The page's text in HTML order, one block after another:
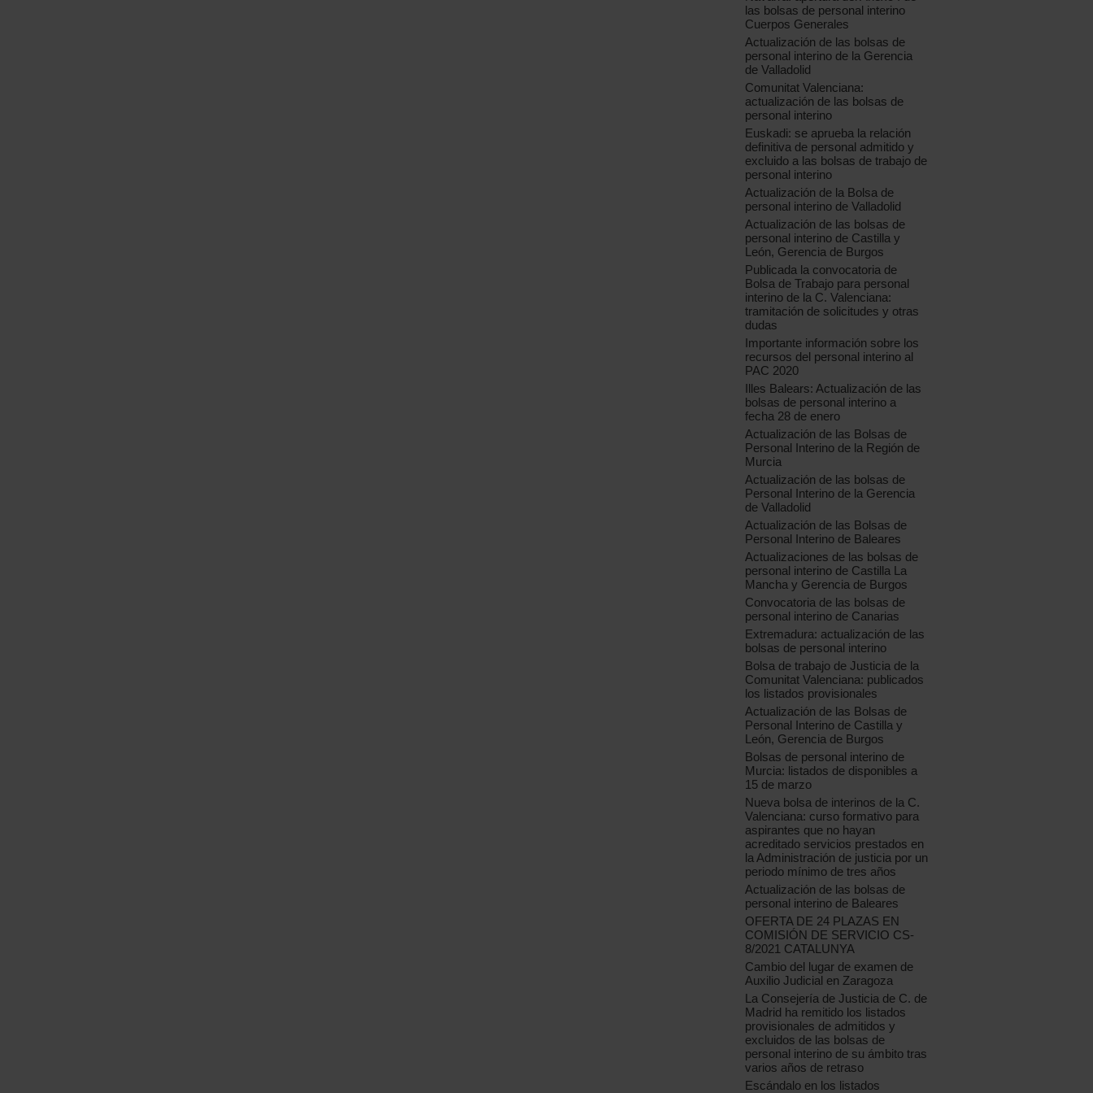
las bolsas de personal interino
Cuerpos Generales
Actualización de las bolsas de
personal interino de la Gerencia
de Valladolid
Comunitat Valenciana:
actualización de las bolsas de
personal interino
Euskadi: se aprueba la relación
definitiva de personal admitido y
excluido a las bolsas de trabajo de
personal interino
Actualización de la Bolsa de
personal interino de Valladolid
Actualización de las bolsas de
personal interino de Castilla y
León, Gerencia de Burgos
Publicada la convocatoria de
Bolsa de Trabajo para personal
interino de la C. Valenciana:
tramitación de solicitudes y otras
dudas
Importante información sobre los
recursos del personal interino al
PAC 2020
Illes Balears: Actualización de las
bolsas de personal interino a
fecha 28 de enero
Actualización de las Bolsas de
Personal Interino de la Región de
Murcia
Actualización de las bolsas de
Personal Interino de la Gerencia
de Valladolid
Actualización de las Bolsas de
Personal Interino de Baleares
Actualizaciones de las bolsas de
personal interino de Castilla La
Mancha y Gerencia de Burgos
Convocatoria de las bolsas de
personal interino de Canarias
Extremadura: actualización de las
bolsas de personal interino
Bolsa de trabajo de Justicia de la
Comunitat Valenciana: publicados
los listados provisionales
Actualización de las Bolsas de
Personal Interino de Castilla y
León, Gerencia de Burgos
Bolsas de personal interino de
Murcia: listados de disponibles a
15 de marzo
Nueva bolsa de interinos de la C.
Valenciana: curso formativo para
aspirantes que no hayan
acreditado servicios prestados en
la Administración de justicia por un
periodo mínimo de tres años
Actualización de las bolsas de
personal interino de Baleares
OFERTA DE 24 PLAZAS EN
COMISIÓN DE SERVICIO CS-
8/2021 CATALUNYA
Cambio del lugar de examen de
Auxilio Judicial en Zaragoza
La Consejería de Justicia de C. de
Madrid ha remitido los listados
provisionales de admitidos y
excluidos de las bolsas de
personal interino de su ámbito tras
varios años de retraso
Escándalo en los listados